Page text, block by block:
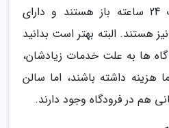
مناسب بوده و به صورت 24 ساعته باز هستند و دارای
هستند. البته بهتر است بدانید
ها به علت خدمات زیادشان،
داشته باشند، اما سالن
هم در فرودگاه وجود دارند.